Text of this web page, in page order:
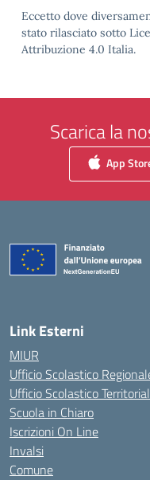
Eccetto dove
stato rilasciato sotto
Attribuzione 4.0 Italia.
Scarica la
App
Link Esterni
MIUR
Ufficio Scolastico
Ufficio Scolastico
Scuola in Chiaro
Iscrizioni On Line
Invalsi
Comune